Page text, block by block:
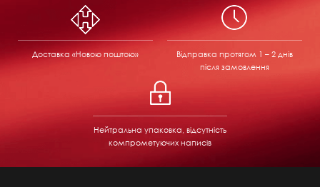
Доставка «Новою поштою» Відправка протягом 1 – 2 днів
після замовлення
Нейтральна упаковка, відсутність
компрометуючих написів